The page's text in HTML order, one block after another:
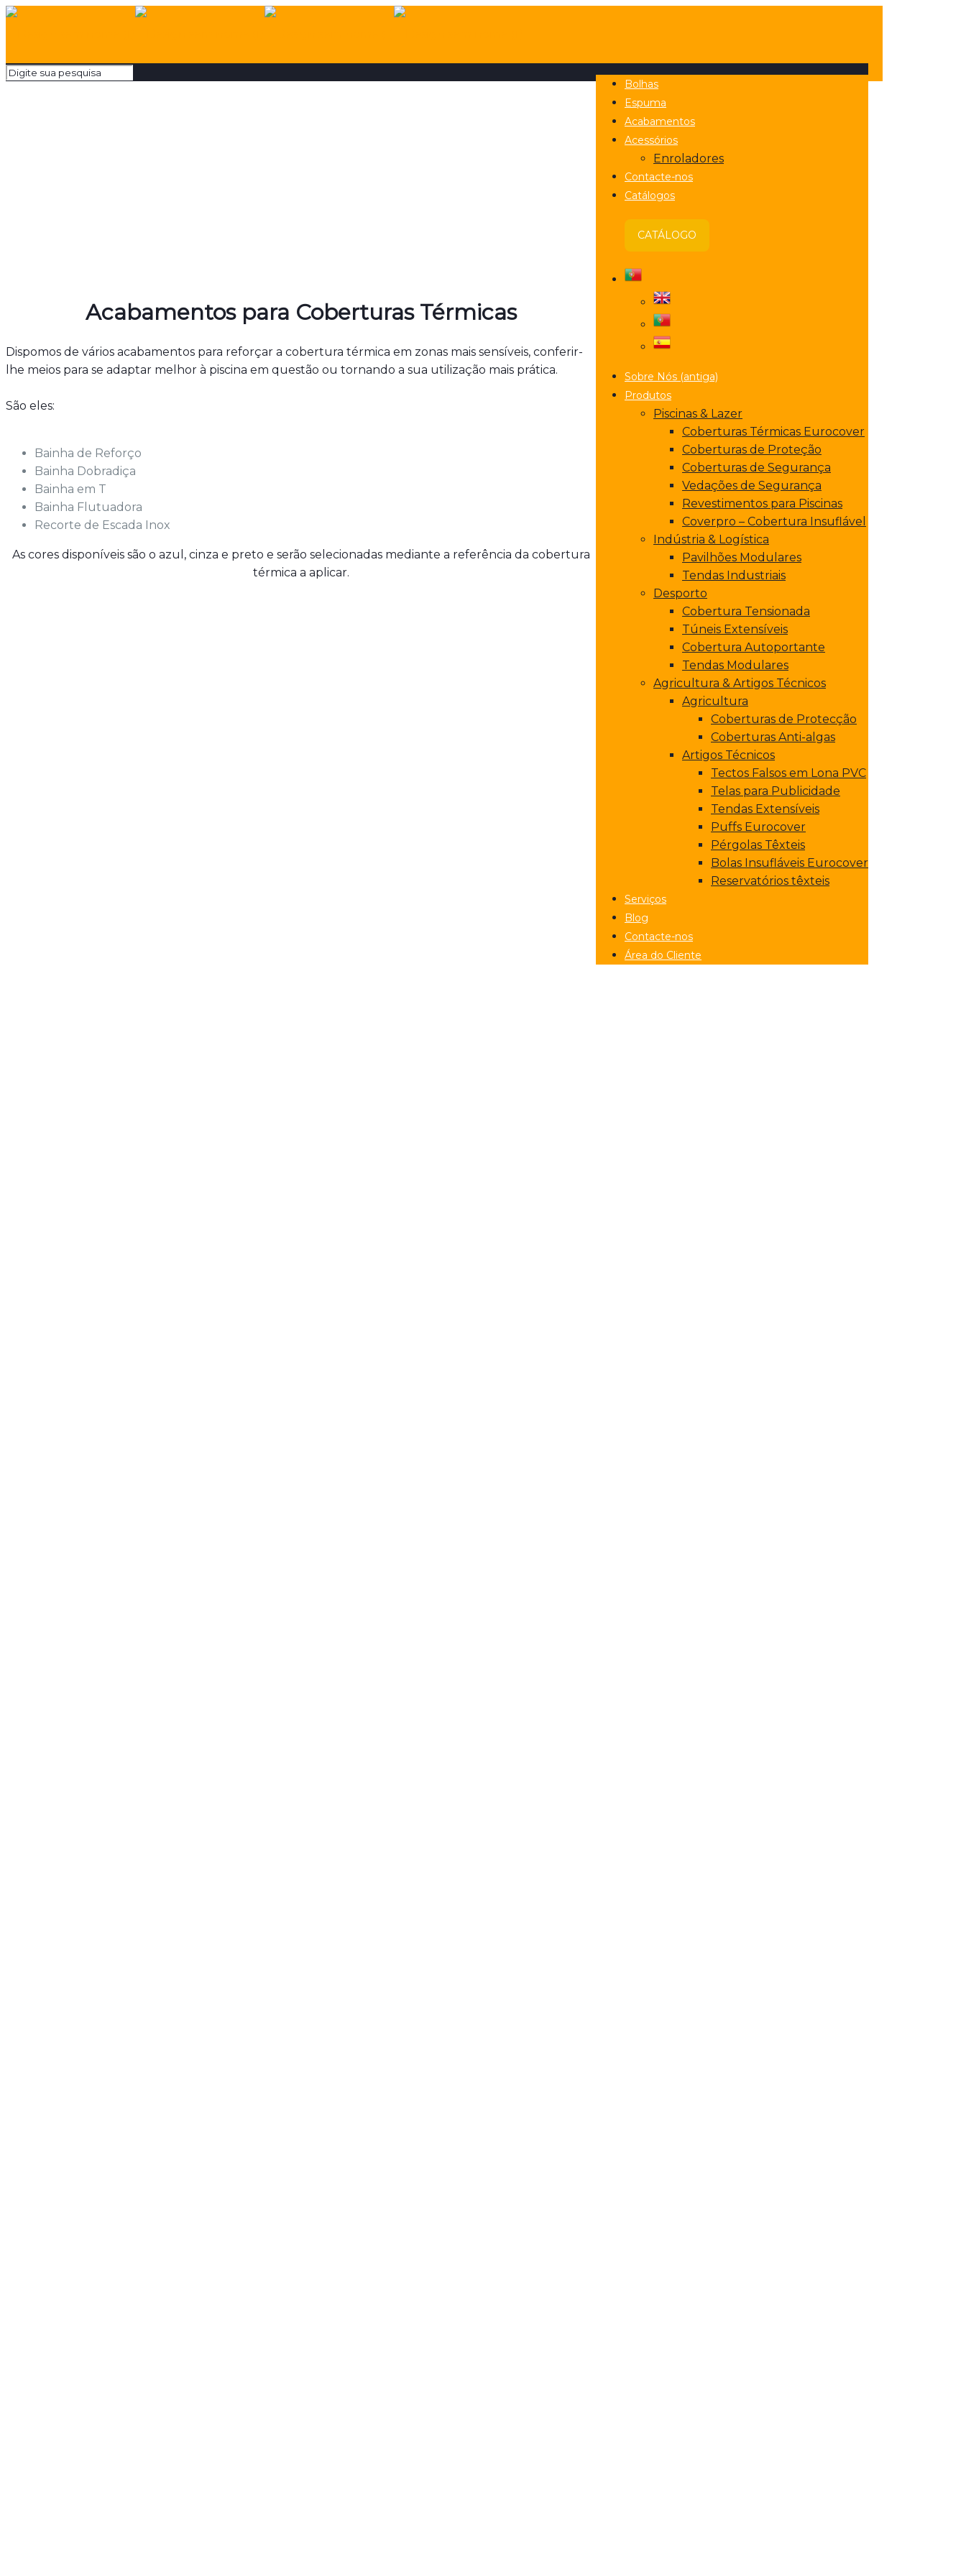
Bolhas
Espuma
Acabamentos
Acessórios
Enroladores
Contacte-nos
Catálogos
CATÁLOGO
Sobre Nós (antiga)
Produtos
Piscinas & Lazer
Coberturas Térmicas Eurocover
Coberturas de Proteção
Coberturas de Segurança
Vedações de Segurança
Revestimentos para Piscinas
Coverpro – Cobertura Insuflável
Indústria & Logística
Pavilhões Modulares
Tendas Industriais
Desporto
Cobertura Tensionada
Túneis Extensíveis
Cobertura Autoportante
Tendas Modulares
Agricultura & Artigos Técnicos
Agricultura
Coberturas de Protecção
Coberturas Anti-algas
Artigos Técnicos
Tectos Falsos em Lona PVC
Telas para Publicidade
Tendas Extensíveis
Puffs Eurocover
Pérgolas Têxteis
Bolas Insufláveis Eurocover
Reservatórios têxteis
Serviços
Blog
Contacte-nos
Área do Cliente
Acabamentos para Coberturas Térmicas
Dispomos de vários acabamentos para reforçar a cobertura térmica em zonas mais sensíveis, conferir-
lhe meios para se adaptar melhor à piscina em questão ou tornando a sua utilização mais prática.
São eles:
Bainha de Reforço
Bainha Dobradiça
Bainha em T
Bainha Flutuadora
Recorte de Escada Inox
As cores disponíveis são o azul, cinza e preto e serão selecionadas mediante a referência da cobertura
térmica a aplicar.